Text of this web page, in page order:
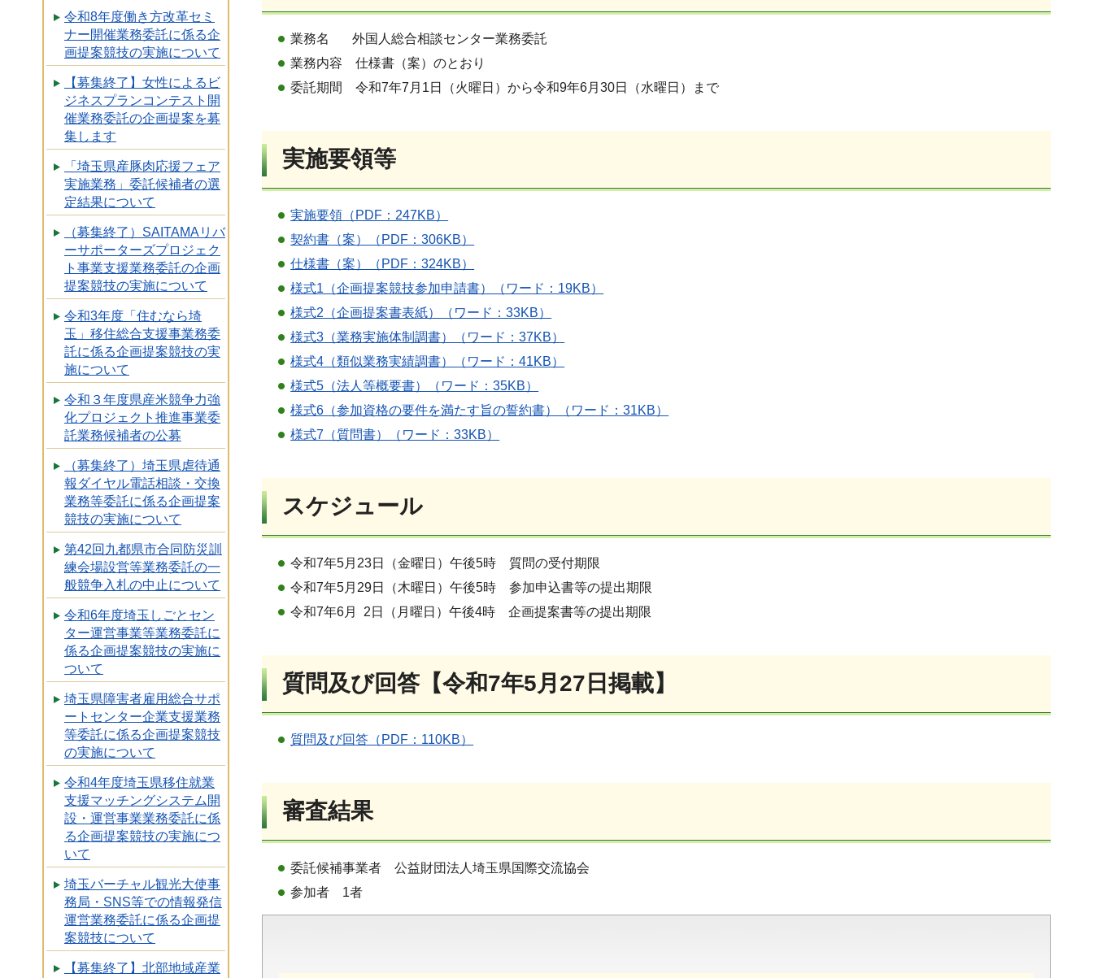
令和8年度働き方改革セミ
ナー開催業務委託に係る企
画提案競技の実施について
【募集終了】女性によるビ
ジネスプランコンテスト開
催業務委託の企画提案を募
集します
「埼玉県産豚肉応援フェア
実施業務」委託候補者の選
定結果について
（募集終了）SAITAMAリバ
ーサポーターズプロジェク
ト事業支援業務委託の企画
提案競技の実施について
令和3年度「住むなら埼
玉」移住総合支援事業務委
託に係る企画提案競技の実
施について
令和３年度県産米競争力強
化プロジェクト推進事業委
託業務候補者の公募
（募集終了）埼玉県虐待通
報ダイヤル電話相談・交換
業務等委託に係る企画提案
競技の実施について
第42回九都県市合同防災訓
練会場設営等業務委託の一
般競争入札の中止について
令和6年度埼玉しごとセン
ター運営事業等業務委託に
係る企画提案競技の実施に
ついて
埼玉県障害者雇用総合サポ
ートセンター企業支援業務
等委託に係る企画提案競技
の実施について
令和4年度埼玉県移住就業
支援マッチングシステム開
設・運営事業業務委託に係
る企画提案競技の実施につ
いて
埼玉バーチャル観光大使事
務局・SNS等での情報発信
運営業務委託に係る企画提
案競技について
【募集終了】北部地域産業
業務名 外国人総合相談センター業務委託
業務内容 仕様書（案）のとおり
委託期間 令和7年7月1日（火曜日）から令和9年6月30日（水曜日）まで
実施要領等
実施要領（PDF：247KB）
契約書（案）（PDF：306KB）
仕様書（案）（PDF：324KB）
様式1（企画提案競技参加申請書）（ワード：19KB）
様式2（企画提案書表紙）（ワード：33KB）
様式3（業務実施体制調書）（ワード：37KB）
様式4（類似業務実績調書）（ワード：41KB）
様式5（法人等概要書）（ワード：35KB）
様式6（参加資格の要件を満たす旨の誓約書）（ワード：31KB）
様式7（質問書）（ワード：33KB）
スケジュール
令和7年5月23日（金曜日）午後5時 質問の受付期限
令和7年5月29日（木曜日）午後5時 参加申込書等の提出期限
令和7年6月 2日（月曜日）午後4時 企画提案書等の提出期限
質問及び回答【令和7年5月27日掲載】
質問及び回答（PDF：110KB）
審査結果
委託候補事業者 公益財団法人埼玉県国際交流協会
参加者 1者